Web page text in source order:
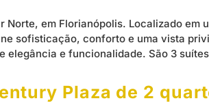
em Florianópolis. Localizado
sofisticação, conforto e uma vista
elegância e funcionalidade. São 3
Plaza de 2